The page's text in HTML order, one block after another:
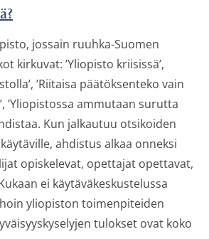
jossain ruuhka-Suomen
kirkuvat: ’Yliopisto kriisissä’,
’Riitaisa päätöksenteko vain
’Yliopistossa ammutaan surutta
Kun jalkautuu otsikoiden
ahdistus alkaa onneksi
opiskelevat, opettajat opettavat,
ei käytäväkeskustelussa
yliopiston toimenpiteiden
tulokset ovat koko